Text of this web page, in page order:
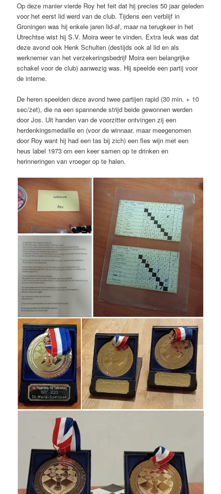
Op deze manier vierde Roy het feit dat hij precies 50 jaar geleden
voor het eerst lid werd van de club. Tijdens een verblijf in
Groningen was hij enkele jaren lid-af, maar na terugkeer in het
Utrechtse wist hij S.V. Moira weer te vinden. Extra leuk was dat
deze avond ook Henk Schulten (destijds ook al lid en als
werknemer van het verzekeringsbedrijf Moira een belangrijke
schakel voor de club) aanwezig was. Hij speelde een partij voor
de interne.
De heren speelden deze avond twee partijen rapid (30 min. + 10
sec/zet), die na een spannende strijd beide gewonnen werden
door Jos. Uit handen van de voorzitter ontvingen zij een
herdenkingsmedaille en (voor de winnaar, maar meegenomen
door Roy want hij had een tas bij zich) een fles wijn met een
heus label 1973 om een keer samen op te drinken en
herinneringen van vroeger op te halen.